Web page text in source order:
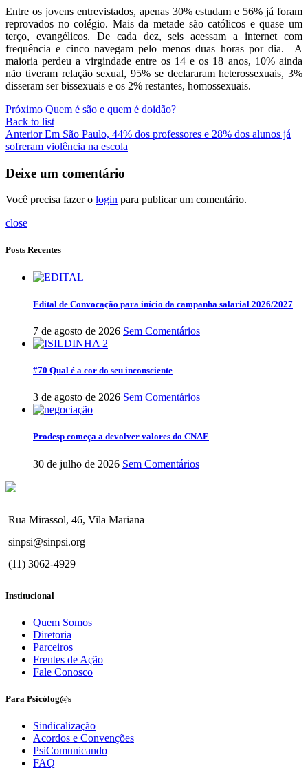
Entre os jovens entrevistados, apenas 30% estudam e 56% já foram
reprovados no colégio. Mais da metade são católicos e quase um
terço, evangélicos. De cada dez, seis acessam a internet com
frequência e cinco navegam pelo menos duas horas por dia. A
maioria perdeu a virgindade entre os 14 e os 18 anos, 10% ainda
não tiveram relação sexual, 95% se declararam heterossexuais, 3%
disseram ser bissexuais e os 2% restantes, homossexuais.
Próximo Quem é são e quem é doidão?
Back to list
Anterior Em São Paulo, 44% dos professores e 28% dos alunos já
sofreram violência na escola
Deixe um comentário
Você precisa fazer o login para publicar um comentário.
close
Posts Recentes
Edital de Convocação para início da campanha salarial 2026/2027
7 de agosto de 2026 Sem Comentários
#70 Qual é a cor do seu inconsciente
3 de agosto de 2026 Sem Comentários
Prodesp começa a devolver valores do CNAE
30 de julho de 2026 Sem Comentários
Rua Mirassol, 46, Vila Mariana
sinpsi@sinpsi.org
(11) 3062-4929
Institucional
Quem Somos
Diretoria
Parceiros
Frentes de Ação
Fale Conosco
Para Psicólog@s
Sindicalização
Acordos e Convenções
PsiComunicando
FAQ